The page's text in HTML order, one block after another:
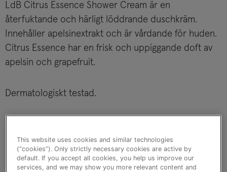
LdB Citrus Essence Shower Cream är en
återfuktande och härligt löddrande duschkräm.
Innehåller apelsinextrakt och är vårdande för huden.
Citrus Essence har en frisk och uppiggande doft av
apelsin och grapefruit. ​
Dermatologiskt testad.
This website uses cookies and similar technologies
(“cookies”). Only strictly necessary cookies are active by
default. If you accept all cookies, you help us improve our
services, and we may show you more relevant content and